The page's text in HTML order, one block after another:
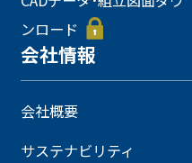
ンロード
会社情報
会社概要
サステナビリティ